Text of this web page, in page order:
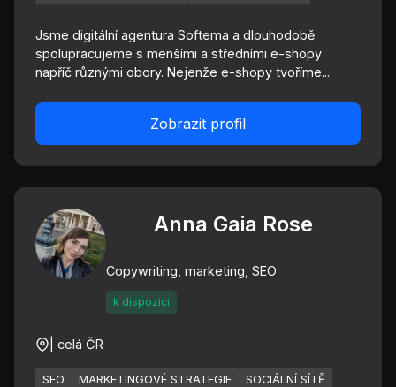
Jsme digitální agentura Softema a dlouhodobě
spolupracujeme s menšími a středními e-shopy
napříč různými obory. Nejenže e-shopy tvoříme...
Zobrazit profil
Anna Gaia Rose
Copywriting, marketing, SEO
k dispozici
| celá ČR
SEO MARKETINGOVÉ STRATEGIE
SOCIÁLNÍ SÍTĚ